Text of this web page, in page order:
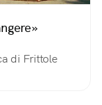
di Frittole